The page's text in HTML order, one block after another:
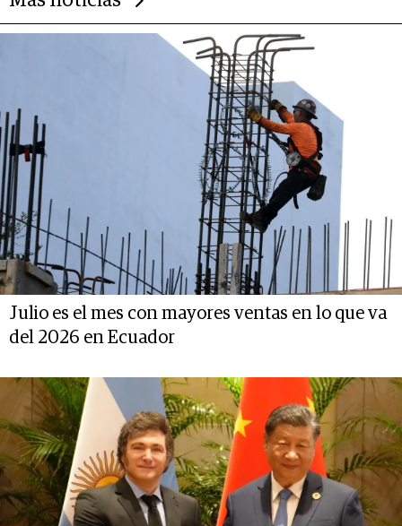
Julio es el mes con mayores ventas en lo que va
del 2026 en Ecuador